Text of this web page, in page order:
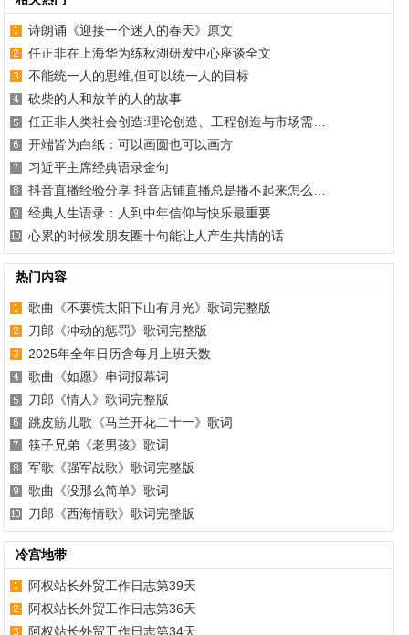
诗朗诵《迎接一个迷人的春天》原文
任正非在上海华为练秋湖研发中心座谈全文
不能统一人的思维,但可以统一人的目标
砍柴的人和放羊的人的故事
任正非人类社会创造:理论创造、工程创造与市场需…
开端皆为白纸：可以画圆也可以画方
习近平主席经典语录金句
抖音直播经验分享 抖音店铺直播总是播不起来怎么…
经典人生语录：人到中年信仰与快乐最重要
心累的时候发朋友圈十句能让人产生共情的话
热门内容
歌曲《不要慌太阳下山有月光》歌词完整版
刀郎《冲动的惩罚》歌词完整版
2025年全年日历含每月上班天数
歌曲《如愿》串词报幕词
刀郎《情人》歌词完整版
跳皮筋儿歌《马兰开花二十一》歌词
筷子兄弟《老男孩》歌词
军歌《强军战歌》歌词完整版
歌曲《没那么简单》歌词
刀郎《西海情歌》歌词完整版
冷宫地带
阿权站长外贸工作日志第39天
阿权站长外贸工作日志第36天
阿权站长外贸工作日志第34天